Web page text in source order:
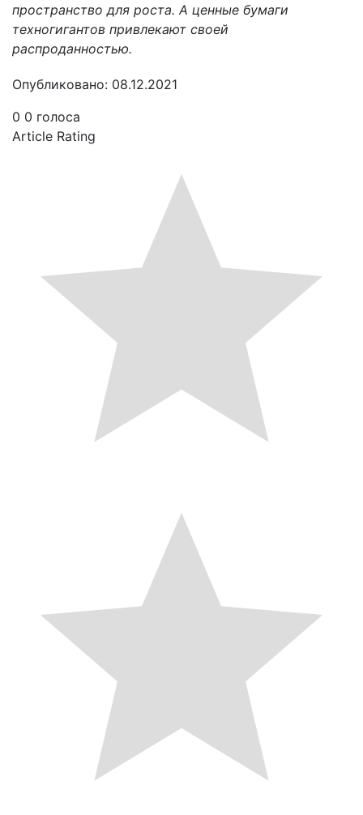
пространство для роста. А ценные бумаги
техногигантов привлекают своей
распроданностью.
Опубликовано: 08.12.2021
0 0 голоса
Article Rating